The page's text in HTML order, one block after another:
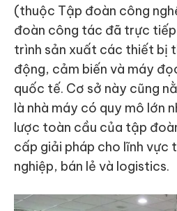
(thuộc Tập đoàn công
đoàn công tác đã trực
trình sản xuất các thiết bị
động, cảm biến và máy
quốc tế. Cơ sở này cũng
là nhà máy có quy mô lớn
lược toàn cầu của tập
cấp giải pháp cho lĩnh vực
nghiệp, bán lẻ và logistics.